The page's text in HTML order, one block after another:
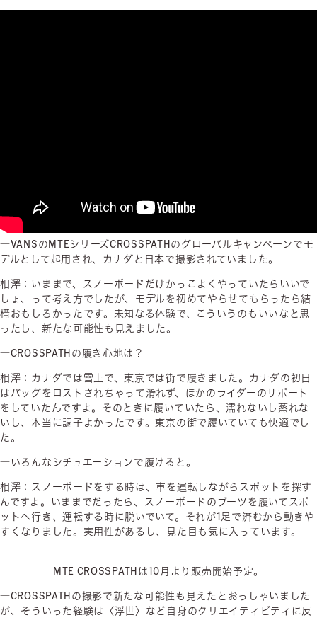
―VANSのMTEシリーズCROSSPATHのグローバルキャンペーンでモ
デルとして起用され、カナダと日本で撮影されていました。
相澤：いままで、スノーボードだけかっこよくやっていたらいいで
しょ、って考え方でしたが、モデルを初めてやらせてもらったら結
構おもしろかったです。未知なる体験で、こういうのもいいなと思
ったし、新たな可能性も見えました。
―CROSSPATHの履き心地は？
相澤：カナダでは雪上で、東京では街で履きました。カナダの初日
はバッグをロストされちゃって滑れず、ほかのライダーのサポート
をしていたんですよ。そのときに履いていたら、濡れないし蒸れな
いし、本当に調子よかったです。東京の街で履いていても快適でし
た。
―いろんなシチュエーションで履けると。
相澤：スノーボードをする時は、車を運転しながらスポットを探す
んですよ。いままでだったら、スノーボードのブーツを履いてスポ
ットへ行き、運転する時に脱いでいて。それが1足で済むから動きや
すくなりました。実用性があるし、見た目も気に入っています。
MTE CROSSPATHは10月より販売開始予定。
―CROSSPATHの撮影で新たな可能性も見えたとおっしゃいました
が、そういった経験は〈浮世〉など自身のクリエイティビティに反